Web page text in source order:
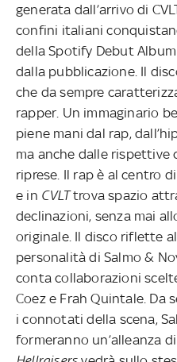
generata dall’arrivo di
confini italiani
della Spotify Debut
dalla pubblicazione. Il
che da sempre
rapper. Un immaginario
piene mani dal rap,
ma anche dalle rispettive
riprese. Il rap è al centro
e in CVLTtrova spazio
declinazioni, senza mai
originale. Il disco riflette
personalità di Salmo &
conta collaborazioni
Coez e Frah Quintale. Da
i connotati della scena,
formeranno un’alleanza